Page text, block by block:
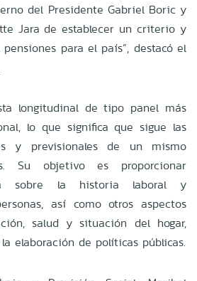
del Presidente Gabriel Boric y
Jara de establecer un criterio y
para el país”, destacó el
longitudinal de tipo panel más
lo que significa que sigue las
y previsionales de un mismo
Su objetivo es proporcionar
sobre la historia laboral y
así como otros aspectos
salud y situación del hogar,
elaboración de políticas públicas.